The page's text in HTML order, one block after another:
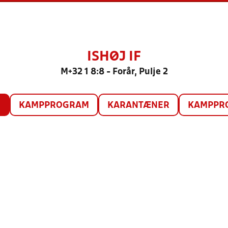
ISHØJ IF
M+32 1 8:8 - Forår, Pulje 2
KAMPPROGRAM KARANTÆNER